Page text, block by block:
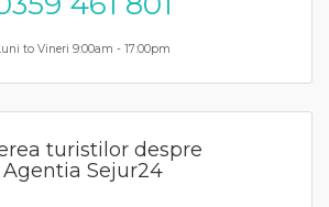
to Vineri 9:00am - 17:00pm
turistilor despre
Agentia Sejur24